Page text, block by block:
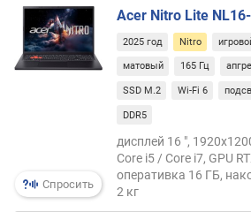
о
с
т
ь
и
т
Спросить
Acer Nitro Lite
2025 год Nitro
матовый 165 Гц
SSD M.2 Wi-Fi 6
DDR5
дисплей 16 ",
Core i5 / Core i7, GPU
оперативка 16 ГБ,
2 кг